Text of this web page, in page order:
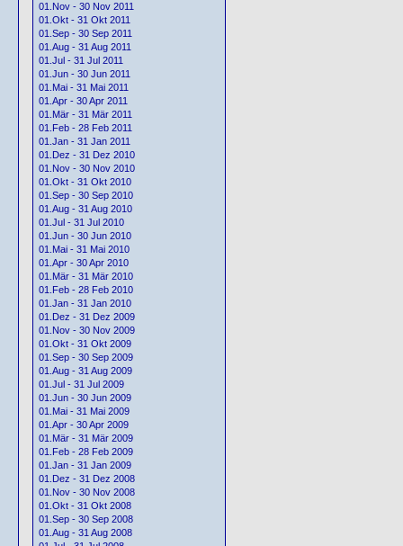
01.Nov - 30 Nov 2011
01.Okt - 31 Okt 2011
01.Sep - 30 Sep 2011
01.Aug - 31 Aug 2011
01.Jul - 31 Jul 2011
01.Jun - 30 Jun 2011
01.Mai - 31 Mai 2011
01.Apr - 30 Apr 2011
01.Mär - 31 Mär 2011
01.Feb - 28 Feb 2011
01.Jan - 31 Jan 2011
01.Dez - 31 Dez 2010
01.Nov - 30 Nov 2010
01.Okt - 31 Okt 2010
01.Sep - 30 Sep 2010
01.Aug - 31 Aug 2010
01.Jul - 31 Jul 2010
01.Jun - 30 Jun 2010
01.Mai - 31 Mai 2010
01.Apr - 30 Apr 2010
01.Mär - 31 Mär 2010
01.Feb - 28 Feb 2010
01.Jan - 31 Jan 2010
01.Dez - 31 Dez 2009
01.Nov - 30 Nov 2009
01.Okt - 31 Okt 2009
01.Sep - 30 Sep 2009
01.Aug - 31 Aug 2009
01.Jul - 31 Jul 2009
01.Jun - 30 Jun 2009
01.Mai - 31 Mai 2009
01.Apr - 30 Apr 2009
01.Mär - 31 Mär 2009
01.Feb - 28 Feb 2009
01.Jan - 31 Jan 2009
01.Dez - 31 Dez 2008
01.Nov - 30 Nov 2008
01.Okt - 31 Okt 2008
01.Sep - 30 Sep 2008
01.Aug - 31 Aug 2008